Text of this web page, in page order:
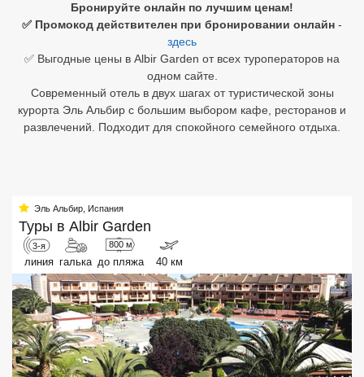
Бронируйте онлайн по лучшим ценам!
✅ Промокод действителен при бронировании онлайн -
здесь
✅ Выгодные цены в Albir Garden от всех туроператоров на
одном сайте.
Современный отель в двух шагах от туристической зоны
курорта Эль Альбир с большим выбором кафе, ресторанов и
развлечений. Подходит для спокойного семейного отдыха.
Эль Альбир, Испания
Туры в Albir Garden
3-я
линия галька
800 м
до пляжа 40 км
Шри Ланка
Хайнань
Северный Гоа
Занзибар
Абхазия
Большой Сочи